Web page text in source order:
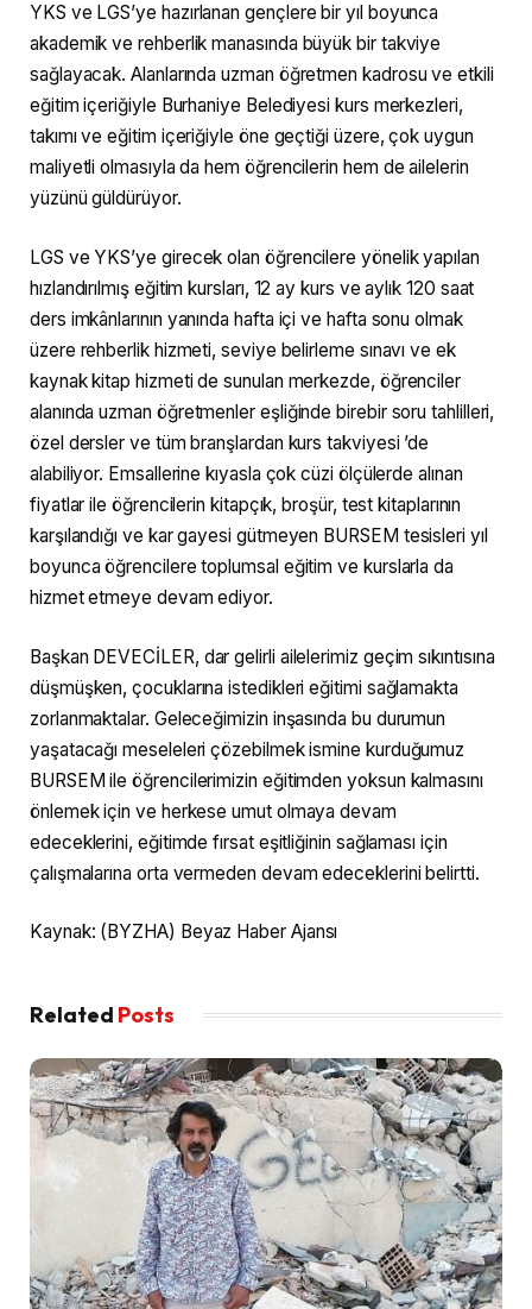
YKS ve LGS’ye hazırlanan gençlere bir yıl boyunca
akademik ve rehberlik manasında büyük bir takviye
sağlayacak. Alanlarında uzman öğretmen kadrosu ve etkili
eğitim içeriğiyle Burhaniye Belediyesi kurs merkezleri,
takımı ve eğitim içeriğiyle öne geçtiği üzere, çok uygun
maliyetli olmasıyla da hem öğrencilerin hem de ailelerin
yüzünü güldürüyor.
LGS ve YKS’ye girecek olan öğrencilere yönelik yapılan
hızlandırılmış eğitim kursları, 12 ay kurs ve aylık 120 saat
ders imkânlarının yanında hafta içi ve hafta sonu olmak
üzere rehberlik hizmeti, seviye belirleme sınavı ve ek
kaynak kitap hizmeti de sunulan merkezde, öğrenciler
alanında uzman öğretmenler eşliğinde birebir soru tahlilleri,
özel dersler ve tüm branşlardan kurs takviyesi ’de
alabiliyor. Emsallerine kıyasla çok cüzi ölçülerde alınan
fiyatlar ile öğrencilerin kitapçık, broşür, test kitaplarının
karşılandığı ve kar gayesi gütmeyen BURSEM tesisleri yıl
boyunca öğrencilere toplumsal eğitim ve kurslarla da
hizmet etmeye devam ediyor.
Başkan DEVECİLER, dar gelirli ailelerimiz geçim sıkıntısına
düşmüşken, çocuklarına istedikleri eğitimi sağlamakta
zorlanmaktalar. Geleceğimizin inşasında bu durumun
yaşatacağı meseleleri çözebilmek ismine kurduğumuz
BURSEM ile öğrencilerimizin eğitimden yoksun kalmasını
önlemek için ve herkese umut olmaya devam
edeceklerini, eğitimde fırsat eşitliğinin sağlaması için
çalışmalarına orta vermeden devam edeceklerini belirtti.
Kaynak: (BYZHA) Beyaz Haber Ajansı
Related Posts